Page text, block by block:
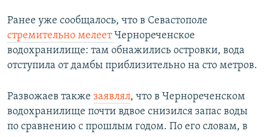
й
с
л
а
д
с
л
а
й
Ранее уже сообщалось, что в Севастополе
стремительно мелеетЧернореченское
водохранилище: там обнажились островки, вода
отступила от дамбы приблизительно на сто метров.
Развожаев также заявлял, что в Чернореченском
водохранилище почти вдвое снизился запас воды
по сравнению с прошлым годом. По его словам, в